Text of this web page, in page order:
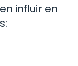
influir en